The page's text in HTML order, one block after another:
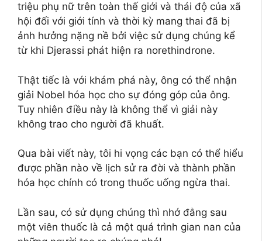
triệu phụ nữ trên toàn thế giới và thái độ của xã
hội đối với giới tính và thời kỳ mang thai đã bị
ảnh hưởng nặng nề bởi việc sử dụng chúng kể
từ khi Djerassi phát hiện ra norethindrone.
Thật tiếc là với khám phá này, ông có thể nhận
giải Nobel hóa học cho sự đóng góp của ông.
Tuy nhiên điều này là không thể vì giải này
không trao cho người đã khuất.
Qua bài viết này, tôi hi vọng các bạn có thể hiểu
được phần nào về lịch sử ra đời và thành phần
hóa học chính có trong thuốc uống ngừa thai.
Lần sau, có sử dụng chúng thì nhớ đằng sau
một viên thuốc là cả một quá trình gian nan của